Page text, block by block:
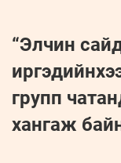
“Элчин
групп
хангаж